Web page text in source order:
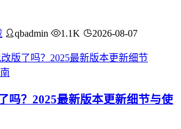
qbadmin 1.1K 2026-08-07
吗？2025最新版本更新细节与使